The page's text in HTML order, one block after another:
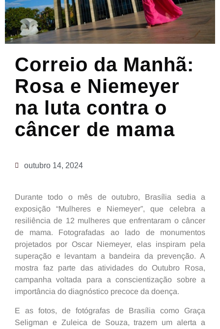
Correio da Manhã:
Rosa e Niemeyer
na luta contra o
câncer de mama
outubro 14, 2024
Durante todo o mês de outubro, Brasília sedia a
exposição “Mulheres e Niemeyer”, que celebra a
resiliência de 12 mulheres que enfrentaram o câncer
de mama. Fotografadas ao lado de monumentos
projetados por Oscar Niemeyer, elas inspiram pela
superação e levantam a bandeira da prevenção. A
mostra faz parte das atividades do Outubro Rosa,
campanha voltada para a conscientização sobre a
importância do diagnóstico precoce da doença.
E as fotos, de fotógrafas de Brasília como Graça
Seligman e Zuleica de Souza, trazem um alerta a